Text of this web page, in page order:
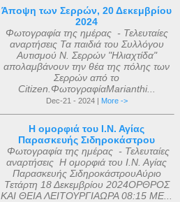
Άποψη των Σερρών, 20 Δεκεμβρίου
2024
Φωτογραφία της ημέρας - Τελευταίες
αναρτήσεις Τα παιδιά του Συλλόγου
Αυτισμού Ν. Σερρών "Ηλιαχτίδα"
απολαμβάνουν την θέα της πόλης των
Σερρών από το
Citizen.ΦωτογραφίαMarianthi...
Dec-21 - 2024 | More ->
Η ομορφιά του Ι.Ν. Αγίας
Παρασκευής Σιδηροκάστρου
Φωτογραφία της ημέρας - Τελευταίες
αναρτήσεις Η ομορφιά του Ι.Ν. Αγίας
Παρασκευής ΣιδηροκάστρουΑύριο
Τετάρτη 18 Δεκεμβρίου 2024ΟΡΘΡΟΣ
ΚΑΙ ΘΕΙΑ ΛΕΙΤΟΥΡΓΙΑΩΡΑ 08:15 ΜΕ...